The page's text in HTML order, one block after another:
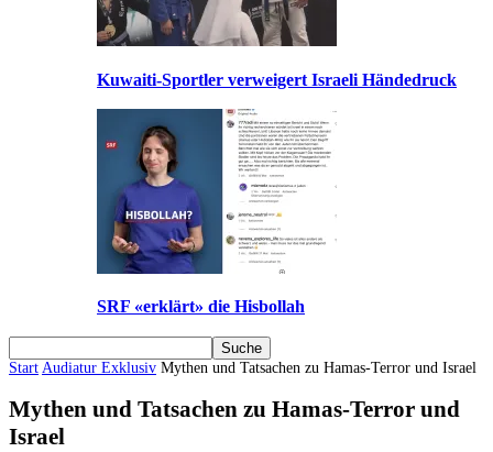
Kuwaiti-Sportler verweigert Israeli Händedruck
SRF «erklärt» die Hisbollah
Start Audiatur Exklusiv Mythen und Tatsachen zu Hamas-Terror und Israel
Mythen und Tatsachen zu Hamas-Terror und
Israel